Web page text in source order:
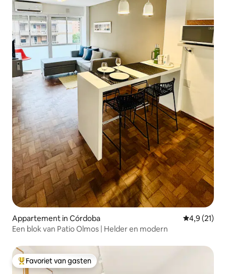
Appartement in Córdoba
4,9 (21)
Een blok van Patio Olmos | Helder en modern
Topfavoriet van gasten
Favoriet van gasten